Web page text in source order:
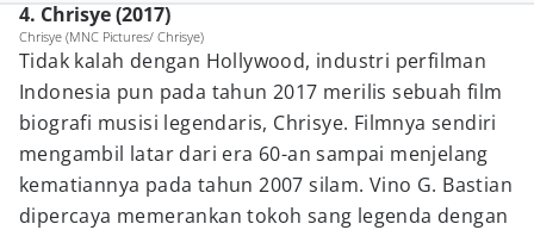
4. Chrisye (2017)
Chrisye (MNC Pictures/ Chrisye)
Tidak kalah dengan Hollywood, industri perfilman
Indonesia pun pada tahun 2017 merilis sebuah film
biografi musisi legendaris, Chrisye. Filmnya sendiri
mengambil latar dari era 60-an sampai menjelang
kematiannya pada tahun 2007 silam. Vino G. Bastian
dipercaya memerankan tokoh sang legenda dengan